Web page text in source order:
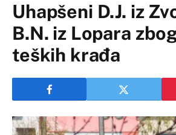
Uhapšeni D.J. iz
B.N. iz Lopara
teških krađa